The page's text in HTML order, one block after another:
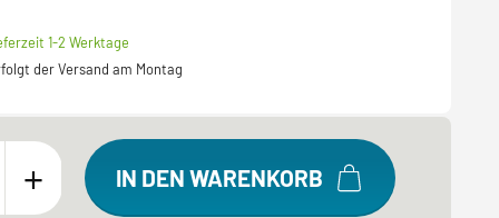
1-2 Werktage
der Versand am Montag
+ IN DEN WARENKORB